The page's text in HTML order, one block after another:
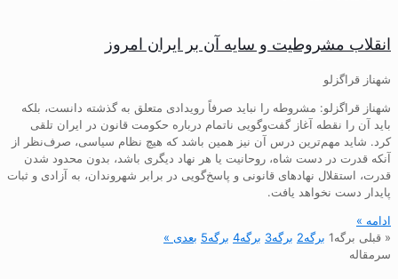
انقلاب مشروطیت و سایه آن بر ایران امروز
شهناز قراگزلو
شهناز قراگزلو: مشروطه را نباید صرفاً رویدادی متعلق به گذشته دانست، بلکه
باید آن را نقطه آغاز گفت‌وگویی ناتمام درباره حکومت قانون در ایران تلقی
کرد. شاید مهم‌ترین درس آن نیز همین باشد که هیچ نظام سیاسی، صرف‌نظر از
آنکه قدرت در دست شاه، روحانیت یا هر نهاد دیگری باشد، بدون محدود شدن
قدرت، استقلال نهادهای قانونی و پاسخ‌گویی در برابر شهروندان، به آزادی و ثبات
پایدار دست نخواهد یافت.
ادامه »
« قبلی برگه1 برگه2 برگه3 برگه4 برگه5 بعدی »
سرمقاله